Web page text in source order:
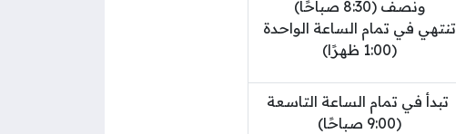
ونصف (8:30 صباحًا)
تنتهي في تمام الساعة الواحدة
(1:00 ظهرًا)
تبدأ في تمام الساعة التاسعة
(9:00 صباحًا)